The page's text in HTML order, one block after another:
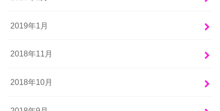
2019年1月
2018年11月
2018年10月